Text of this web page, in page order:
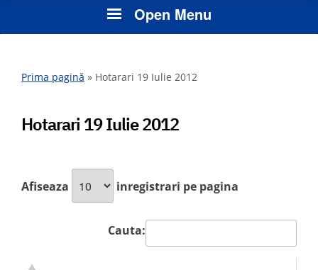
Open Menu
Prima pagină » Hotarari 19 Iulie 2012
Hotarari 19 Iulie 2012
Afiseaza inregistrari pe pagina
Cauta: